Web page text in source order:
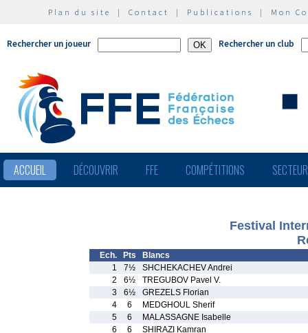
Plan du site | Contact | Publications | Mon
Rechercher un joueur Rechercher un club
ACCUEIL DÉCOUVRIR FFE COMPÉTITIONS
Festival
Ech. Pts
Blancs
1
7½
SHCHEKACHEV Andrei
2
6½
TREGUBOV Pavel V.
3
6½
GREZELS Florian
4
6
MEDGHOUL Sherif
5
6
MALASSAGNE Isabelle
6
6
SHIRAZI Kamran